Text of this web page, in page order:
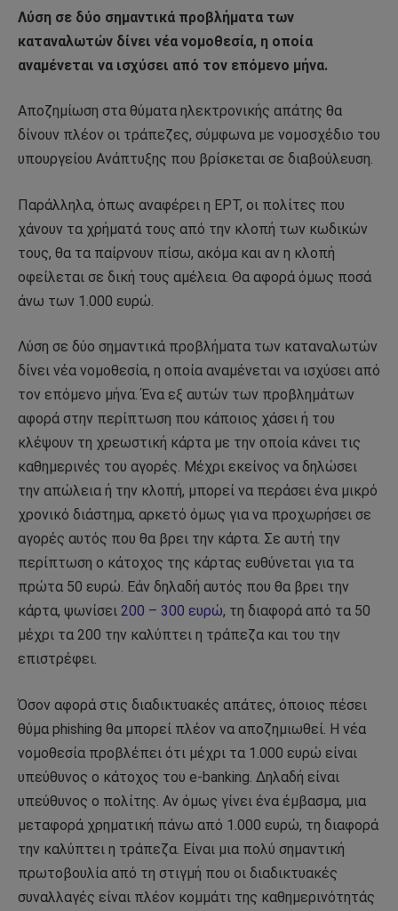
Λύση σε δύο σημαντικά προβλήματα των
καταναλωτών δίνει νέα νομοθεσία, η οποία
αναμένεται να ισχύσει από τον επόμενο μήνα.
Αποζημίωση στα θύματα ηλεκτρονικής απάτης θα
δίνουν πλέον οι τράπεζες, σύμφωνα με νομοσχέδιο του
υπουργείου Ανάπτυξης που βρίσκεται σε διαβούλευση.
Παράλληλα, όπως αναφέρει η ΕΡΤ, οι πολίτες που
χάνουν τα χρήματά τους από την κλοπή των κωδικών
τους, θα τα παίρνουν πίσω, ακόμα και αν η κλοπή
οφείλεται σε δική τους αμέλεια. Θα αφορά όμως ποσά
άνω των 1.000 ευρώ.
Λύση σε δύο σημαντικά προβλήματα των καταναλωτών
δίνει νέα νομοθεσία, η οποία αναμένεται να ισχύσει από
τον επόμενο μήνα. Ένα εξ αυτών των προβλημάτων
αφορά στην περίπτωση που κάποιος χάσει ή του
κλέψουν τη χρεωστική κάρτα με την οποία κάνει τις
καθημερινές του αγορές. Μέχρι εκείνος να δηλώσει
την απώλεια ή την κλοπή, μπορεί να περάσει ένα μικρό
χρονικό διάστημα, αρκετό όμως για να προχωρήσει σε
αγορές αυτός που θα βρει την κάρτα. Σε αυτή την
περίπτωση ο κάτοχος της κάρτας ευθύνεται για τα
πρώτα 50 ευρώ. Εάν δηλαδή αυτός που θα βρει την
κάρτα, ψωνίσει 200 – 300 ευρώ, τη διαφορά από τα 50
μέχρι τα 200 την καλύπτει η τράπεζα και του την
επιστρέφει.
Όσον αφορά στις διαδικτυακές απάτες, όποιος πέσει
θύμα phishing θα μπορεί πλέον να αποζημιωθεί. Η νέα
νομοθεσία προβλέπει ότι μέχρι τα 1.000 ευρώ είναι
υπεύθυνος ο κάτοχος του e-banking. Δηλαδή είναι
υπεύθυνος ο πολίτης. Αν όμως γίνει ένα έμβασμα, μια
μεταφορά χρηματική πάνω από 1.000 ευρώ, τη διαφορά
την καλύπτει η τράπεζα. Είναι μια πολύ σημαντική
πρωτοβουλία από τη στιγμή που οι διαδικτυακές
συναλλαγές είναι πλέον κομμάτι της καθημερινότητάς